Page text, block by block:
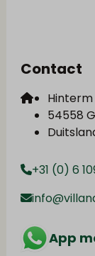
Contact
54558
+31 (0) 6
App